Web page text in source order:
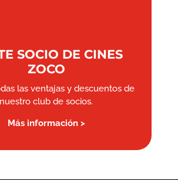
SOCIO DE CINES
ZOCO
las ventajas y descuentos de
nuestro club de socios.
Más información >